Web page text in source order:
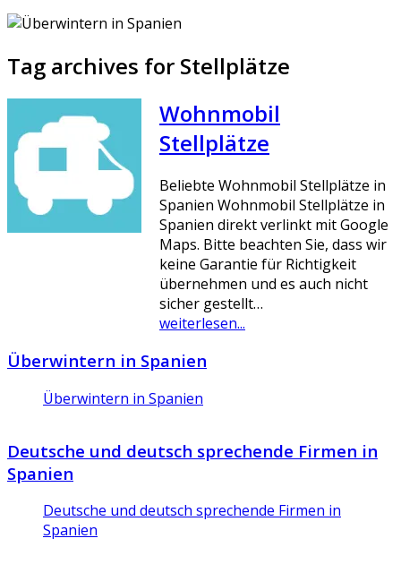
Tag archives for Stellplätze
Wohnmobil
Stellplätze
Beliebte Wohnmobil Stellplätze in
Spanien Wohnmobil Stellplätze in
Spanien direkt verlinkt mit Google
Maps. Bitte beachten Sie, dass wir
keine Garantie für Richtigkeit
übernehmen und es auch nicht
sicher gestellt…
weiterlesen...
Überwintern in Spanien
Überwintern in Spanien
Deutsche und deutsch sprechende Firmen in
Spanien
Deutsche und deutsch sprechende Firmen in
Spanien